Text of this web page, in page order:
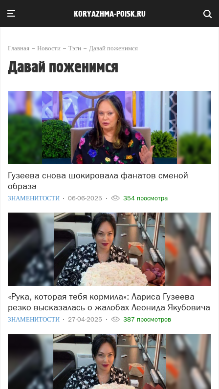
KORYAZHMA-POISK.RU
Главная Новости Тэги Давай поженимся
Давай поженимся
Гузеева снова шокировала фанатов сменой
образа
ЗНАМЕНИТОСТИ 06-06-2025 354 просмотра
«Рука, которая тебя кормила»: Лариса Гузеева
резко высказалась о жалобах Леонида Якубовича
ЗНАМЕНИТОСТИ 27-04-2025 387 просмотров